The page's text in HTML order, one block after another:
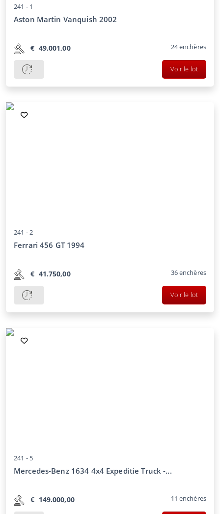
241 - 1
Aston Martin Vanquish 2002
€ 49.001,00 24enchères
Voir le lot
241 -2
Ferrari 456 GT 1994
€ 41.750,00 36enchères
Voir le lot
241 - 5
Mercedes-Benz 1634 4x4 Expeditie Truck -...
€ 149.000,00 11 enchères